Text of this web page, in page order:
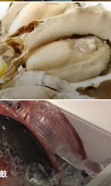
「天然物」。 毎日、豊洲より
徒歩3分
各地の高級生牡蠣が食べ放題
キフライ、土鍋ご飯と様々な